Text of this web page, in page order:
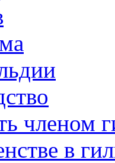
членом
в